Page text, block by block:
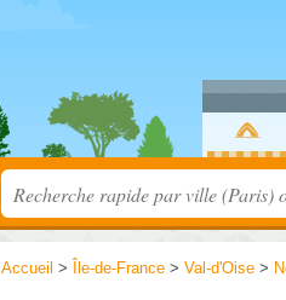
Accueil > Île-de-France > Val-d'Oise >